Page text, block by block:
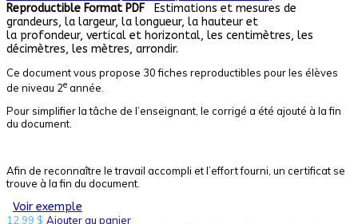
Reproductible Format PDF Estimations et mesures de
grandeurs, la largeur, la longueur, la hauteur et
la profondeur, vertical et horizontal, les centimètres, les
décimètres, les mètres, arrondir.
Ce document vous propose 30 fiches reproductibles pour les élèves
de niveau 2e année.
Pour simplifier la tâche de l’enseignant, le corrigé a été ajouté à la fin
du document.
Afin de reconnaître le travail accompli et l’effort fourni, un certificat se
trouve à la fin du document.
Voir exemple
12,99 $ Ajouter au panier